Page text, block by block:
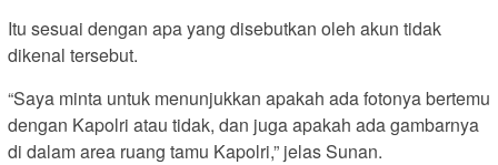
Itu sesuai dengan apa yang disebutkan oleh akun tidak
dikenal tersebut.
“Saya minta untuk menunjukkan apakah ada fotonya bertemu
dengan Kapolri atau tidak, dan juga apakah ada gambarnya
di dalam area ruang tamu Kapolri,” jelas Sunan.